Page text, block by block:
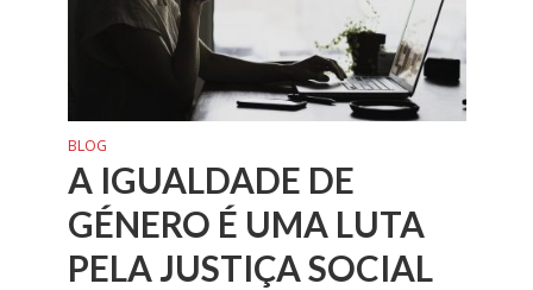
BLOG
A IGUALDADE DE
GÉNERO É UMA LUTA
PELA JUSTIÇA SOCIAL